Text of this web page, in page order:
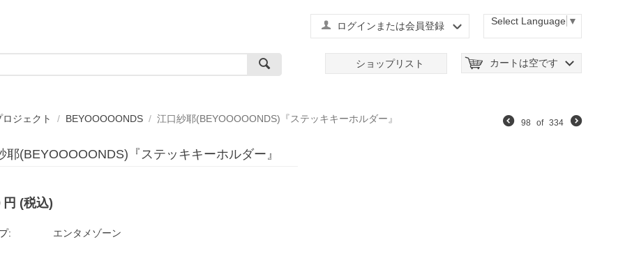
Select Language ▼
ログインまたは会員登録
カートは空です
ショップリスト
ジェクト / BEYOOOOONDS / 江口紗耶(BEYOOOOONDS)『ステッキキーホルダー』 98 of 334
耶(BEYOOOOONDS)『ステッキキーホルダー』
円 (税込)
: エンタメゾーン